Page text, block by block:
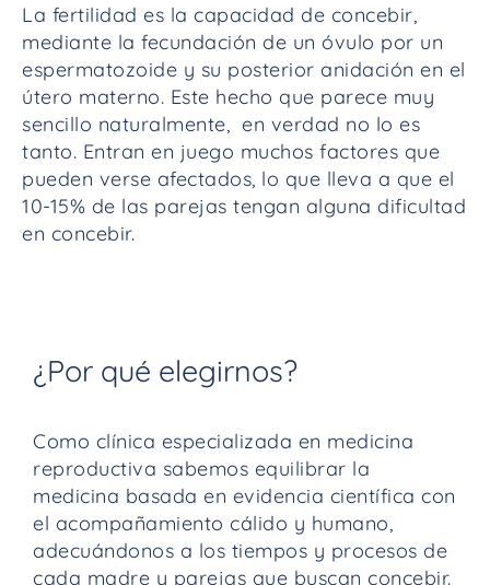
La fertilidad es la capacidad de concebir,
mediante la fecundación de un óvulo por un
espermatozoide y su posterior anidación en el
útero materno. Este hecho que parece muy
sencillo naturalmente, en verdad no lo es
tanto. Entran en juego muchos factores que
pueden verse afectados, lo que lleva a que el
10-15% de las parejas tengan alguna dificultad
en concebir.
¿Por qué elegirnos?
Como clínica especializada en medicina
reproductiva sabemos equilibrar la
medicina basada en evidencia científica con
el acompañamiento cálido y humano,
adecuándonos a los tiempos y procesos de
cada madre y parejas que buscan concebir.